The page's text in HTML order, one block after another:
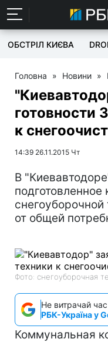
ОБСТРІЛ КИЄВА
Головна » Новини »
готовности
к
14:39 26.11.2015 Чт
В
подготовленное
снегоуборочной
от общей
Фото: снегоуборочная
Не витрачай
РБК-Україна у
Коммунальная